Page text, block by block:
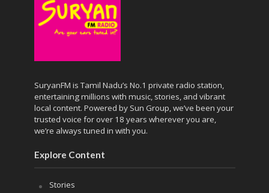
SuryanFM is Tamil Nadu’s No.1 private radio station,
entertaining millions with music, stories, and vibrant
local content. Powered by Sun Group, we’ve been your
trusted voice for over 18 years wherever you are,
we’re always tuned in with you.
Explore Content
Stories